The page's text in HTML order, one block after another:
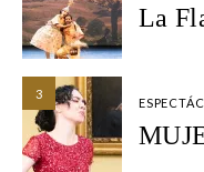
La
3